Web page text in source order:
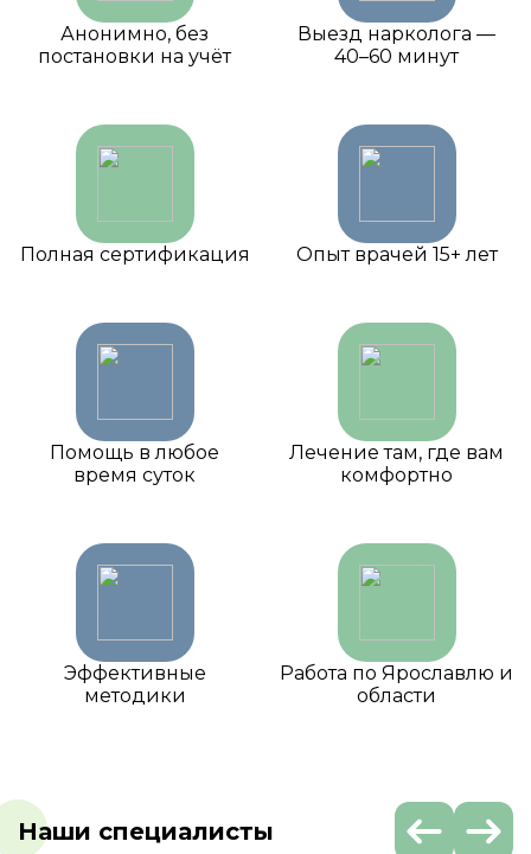
Анонимно, без
постановки на учёт
Выезд нарколога —
40–60 минут
Полная сертификация Опыт врачей 15+ лет
Помощь в любое
время суток
Лечение там, где вам
комфортно
Эффективные
методики
Работа по Ярославлю и
области
Наши специалисты